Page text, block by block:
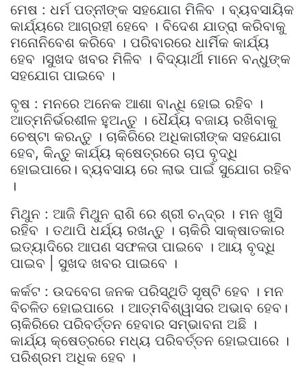
ମେଷ : ଧର୍ମ ପତ୍ନୀଙ୍କ ସହଯୋଗ ମିଳିବ । ବ୍ୟବସାୟିକ
କାର୍ଯ୍ୟରେ ଆଗ୍ରହୀ ହେବେ । ବିଦେଶ ଯାତ୍ରା କରିବାକୁ
ମନୋନିବେଶ କରିବେ । ପରିବାରରେ ଧାର୍ମିକ କାର୍ଯ୍ୟ
ହେବ ।ସୁଖଦ ଖବର ମିଳିବ । ବିଦ୍ୟାର୍ଥୀ ମାନେ ବନ୍ଧୁଙ୍କ
ସହଯୋଗ ପାଇବେ ।
ବୃଷ : ମନରେ ଅନେକ ଆଶା ବାନ୍ଧି ହୋଇ ରହିବ ।
ଆତ୍ମନିର୍ଭରଶୀଳ ହୁଅନ୍ତୁ । ଧୈର୍ଯ୍ୟ ବଜାୟ ରଖିବାକୁ
ଚେଷ୍ଟା କରନ୍ତୁ । ଚାକିରିରେ ଅଧିକାରୀଙ୍କ ସହଯୋଗ
ହେବ, କିନ୍ତୁ କାର୍ଯ୍ୟ କ୍ଷେତ୍ରରେ ଚାପ ବୃଦ୍ଧି
ହୋଇପାରେ। ବ୍ୟବସାୟ ରେ ଲାଭ ପାଇଁ ସୁଯୋଗ ରହିବ
।
ମିଥୁନ : ଆଜି ମିଥୁନ ରାଶି ରେ ଶ୍ରୀ ଚନ୍ଦ୍ର । ମନ ଖୁସି
ରହିବ । ତଥାପି ଧର୍ଯ୍ୟ ରଖନ୍ତୁ । ଚାକିରି ସାକ୍ଷାତକାର
ଇତ୍ୟାଦିରେ ଆପଣ ସଫଳତା ପାଇବେ । ଆୟ ବୃଦ୍ଧି
ପାଇବ | ସୁଖଦ ଖବର ପାଇବେ ।
କର୍କଟ : ଉଦବେଗ ଜନକ ପରିସ୍ଥିତି ସୃଷ୍ଟି ହେବ । ମନ
ବିଚଳିତ ହୋଇପାରେ । ଆତ୍ମବିଶ୍ୱାସର ଅଭାବ ହେବ।
ଚାକିରିରେ ପରିବର୍ତ୍ତନ ହେବାର ସମ୍ଭାବନା ଅଛି ।
କାର୍ଯ୍ୟ କ୍ଷେତ୍ରରେ ମଧ୍ୟ ପରିବର୍ତ୍ତନ ହୋଇପାରେ ।
ପରିଶ୍ରମ ଅଧିକ ହେବ ।